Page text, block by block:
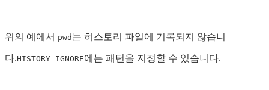
위의 예에서 pwd 는 히스토리 파일에 기록되지 않습니
다.HISTORY_IGNORE에는 패턴을 지정할 수 있습니다.